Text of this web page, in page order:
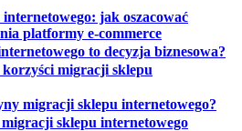
jak oszacować
platformy e-commerce
to decyzja biznesowa?
korzyści migracji sklepu
migracji sklepu internetowego?
sklepu internetowego